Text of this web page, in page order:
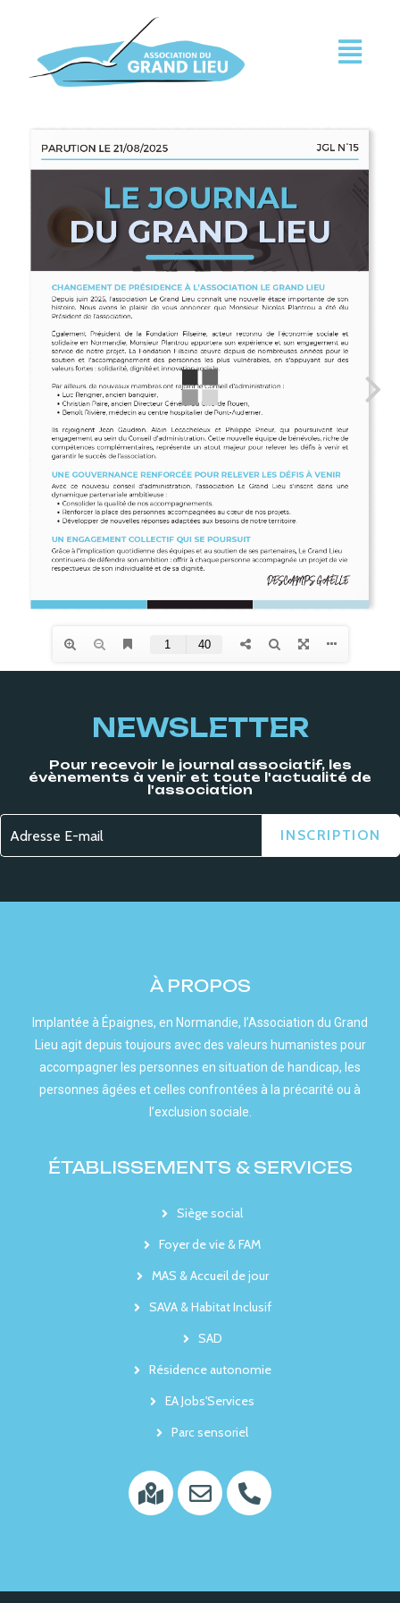
NEWSLETTER
Pour recevoir le journal associatif, les
évènements à venir et toute l'actualité de
l'association
À PROPOS
Implantée à Épaignes, en Normandie, l’Association du Grand
Lieu agit depuis toujours avec des valeurs humanistes pour
accompagner les personnes en situation de handicap, les
personnes âgées et celles confrontées à la précarité ou à
l’exclusion sociale.
ÉTABLISSEMENTS & SERVICES
Siège social
Foyer de vie & FAM
MAS & Accueil de jour
SAVA & Habitat Inclusif
SAD
Résidence autonomie
EA Jobs'Services
Parc sensoriel